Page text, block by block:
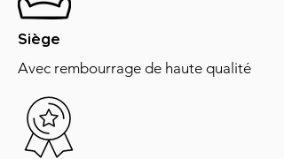
Siège
Avec rembourrage de haute qualité